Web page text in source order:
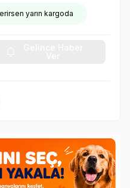
yarın kargoda